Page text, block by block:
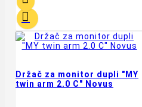

Držač za monitor dupli "MY
twin arm 2.0 C" Novus